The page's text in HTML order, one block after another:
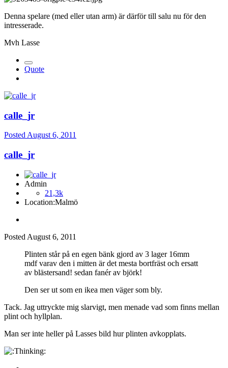
Denna spelare (med eller utan arm) är därför till salu nu för den
intresserade.
Mvh Lasse
Quote
calle_jr
PostedAugust 6, 2011
calle_jr
Admin
21,3k
Location:Malmö
Posted August 6, 2011
Plinten står på en egen bänk gjord av 3 lager 16mm
mdf varav den i mitten är det mesta bortfräst och ersatt
av blästersand! sedan fanér av björk!
Den ser ut som en ikea men väger som bly.
Tack. Jag uttryckte mig slarvigt, men menade vad som finns mellan
plint och hyllplan.
Man ser inte heller på Lasses bild hur plinten avkopplats.